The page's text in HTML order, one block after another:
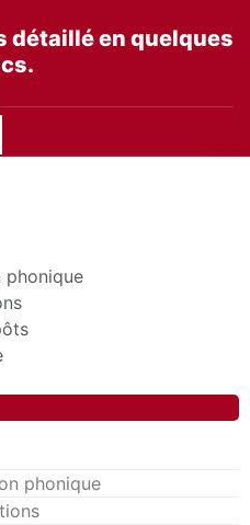
détaillé en quelques
phonique
phonique